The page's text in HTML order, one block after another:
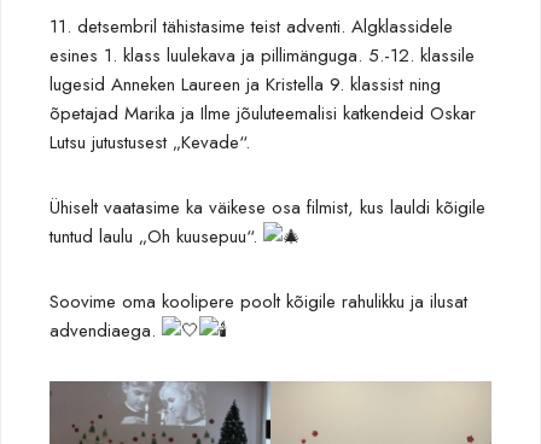
11. detsembril tähistasime teist adventi. Algklassidele
esines 1. klass luulekava ja pillimänguga. 5.-12. klassile
lugesid Anneken Laureen ja Kristella 9. klassist ning
õpetajad Marika ja Ilme jõuluteemalisi katkendeid Oskar
Lutsu jutustusest „Kevade“.
Ühiselt vaatasime ka väikese osa filmist, kus lauldi kõigile
tuntud laulu „Oh kuusepuu“.
Soovime oma koolipere poolt kõigile rahulikku ja ilusat
advendiaega.